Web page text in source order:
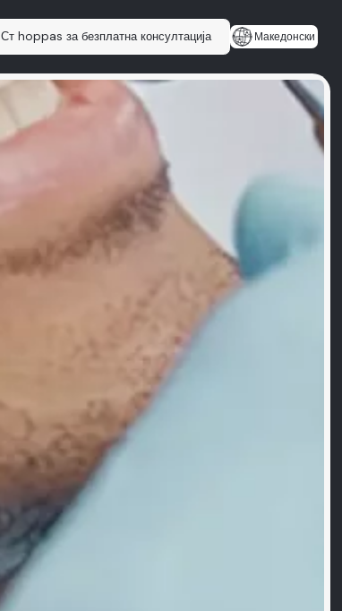
Ст hoppas за безплатна консултација Македонски